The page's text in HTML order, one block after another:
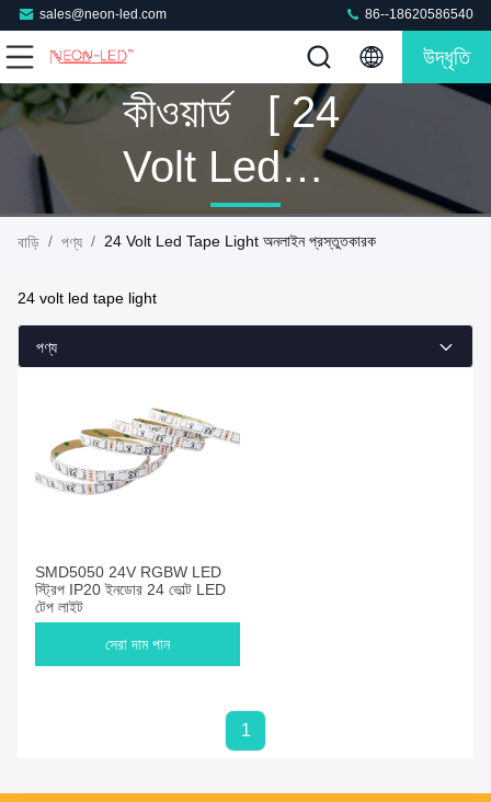
sales@neon-led.com 86--18620586540
উদ্ধৃতি
কীওয়ার্ড [ 24
Volt Led
Tape Light ]
বাড়ি / পণ্য / 24 Volt Led Tape Light অনলাইন প্রস্তুতকারক
24 volt led tape light
পণ্য
SMD5050 24V RGBW LED
স্ট্রিপ IP20 ইনডোর 24 ভোল্ট LED
টেপ লাইট
সেরা দাম পান
1